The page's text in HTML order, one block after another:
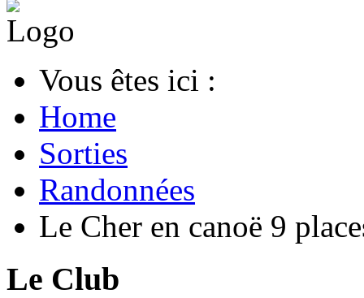
Vous êtes ici :
Home
Sorties
Randonnées
Le Cher en canoë 9
Le Club